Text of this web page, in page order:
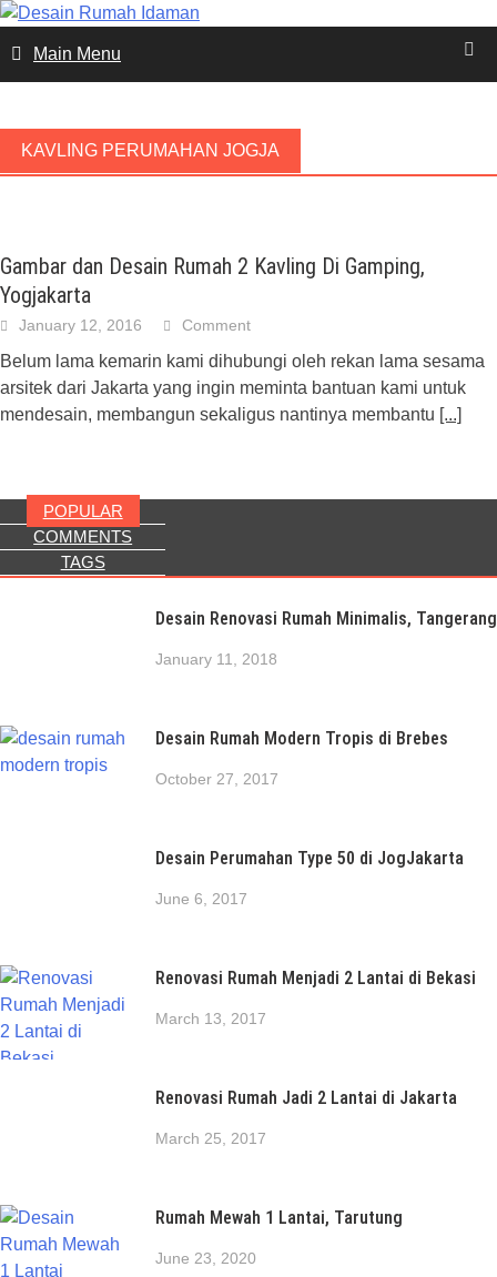
Skip
content
Main Menu
KAVLING PERUMAHAN JOGJA
Gambar dan Desain Rumah 2 Kavling Di Gamping,
Yogjakarta
January 12, 2016 Comment
Belum lama kemarin kami dihubungi oleh rekan lama sesama
arsitek dari Jakarta yang ingin meminta bantuan kami untuk
mendesain, membangun sekaligus nantinya membantu [...]
POPULAR
COMMENTS
TAGS
Desain Renovasi Rumah Minimalis, Tangerang
January 11, 2018
Desain Rumah Modern Tropis di Brebes
October 27, 2017
Desain Perumahan Type 50 di JogJakarta
June 6, 2017
Renovasi Rumah Menjadi 2 Lantai di Bekasi
March 13, 2017
Renovasi Rumah Jadi 2 Lantai di Jakarta
March 25, 2017
Rumah Mewah 1 Lantai, Tarutung
June 23, 2020